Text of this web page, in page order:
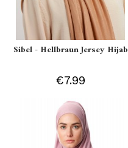
Sibel - Hellbraun Jersey Hijab
€7.99